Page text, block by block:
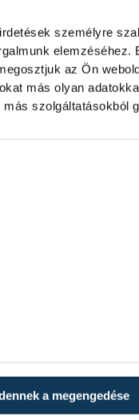
személyre
az Ön
más olyan
szolgáltatásokból
a megengedése
könnyek
este. A One
miatt
amelyet a klub
neki a 2026/27-
A klub
dr. Bartha
a hazai